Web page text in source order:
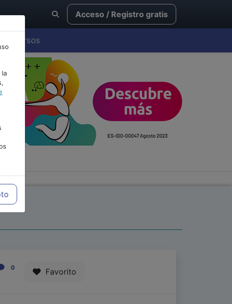
Acceso / Registro gratis
Cursos
la
0 Favorito